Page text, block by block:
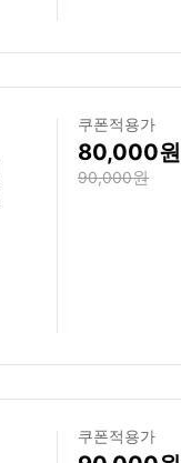
쿠폰적용가
80,000
90,000
쿠폰적용가